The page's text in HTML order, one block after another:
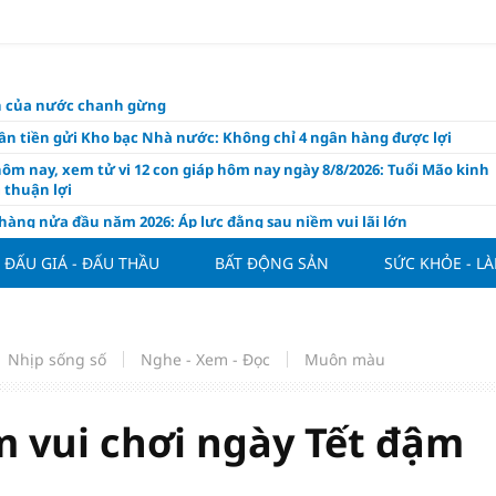
của nước chanh gừng
tiền gửi Kho bạc Nhà nước: Không chỉ 4 ngân hàng được lợi
nay, xem tử vi 12 con giáp hôm nay ngày 8/8/2026: Tuổi Mão kinh
thuận lợi
nửa đầu năm 2026: Áp lực đằng sau niềm vui lãi lớn
và hạ tầng đang mở ra chu kỳ tăng trưởng mới của bất động
Nam
hôm nay 7/8: Thị trường lặng sóng
mua nhà tăng cao, thị trường đối mặt sức ép thanh khoản
người trẻ quốc tế xem Phú Quốc là “thiên đường lập nghiệp”
vụ Rodri mở đường cho Man Utd sở hữu tiền vệ báu vật của
ĐẤU GIÁ - ĐẤU THẦU BẤT ĐỘNG SẢN SỨC KHỎE -
Nhịp sống số Nghe - Xem - Đọc Muôn màu
vui chơi ngày Tết đậm